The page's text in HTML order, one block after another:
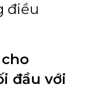
điều
đầu với